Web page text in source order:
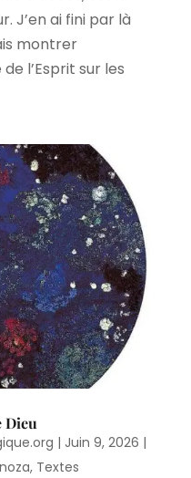
J’en ai fini par là
montrer
l’Esprit sur les
Dieu
| Juin 9, 2026 |
, Textes